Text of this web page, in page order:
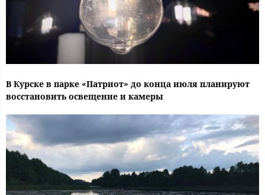
В Курске в парке «Патриот» до конца июля планируют
восстановить освещение и камеры